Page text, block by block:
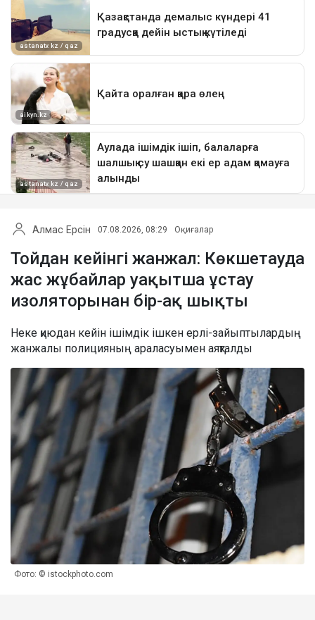
Алмас Ерсін 07.08.2026, 08:29 Оқиғалар
Тойдан кейінгі жанжал: Көкшетауда
жас жұбайлар уақытша ұстау
изоляторынан бір-ақ шықты
Неке қиюдан кейін ішімдік ішкен ерлі-зайыптылардың
жанжалы полицияның араласуымен аяқталды
Фото: © istockphoto.com